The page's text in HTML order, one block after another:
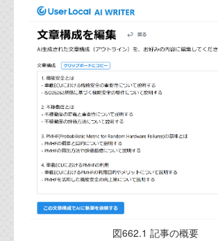
会社概要
代表ご挨拶
オフィス
実績
ブログ
機能安全ブログ
テクノロジ
図662.1 記事の概要